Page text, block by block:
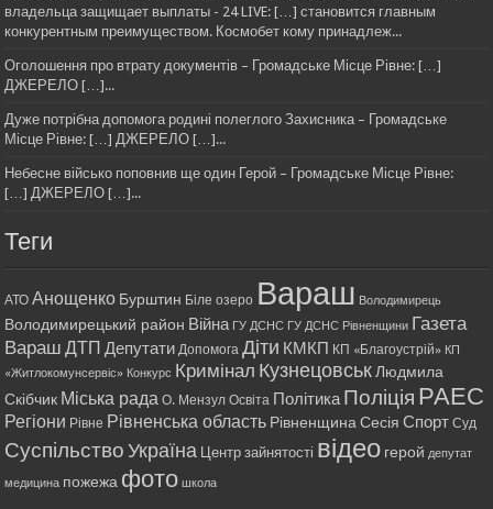
владельца защищает выплаты - 24 LIVE: […] становится главным
конкурентным преимуществом. Космобет кому принадлеж...
Оголошення про втрату документів – Громадське Місце Рівне: […]
ДЖЕРЕЛО […]...
Дуже потрібна допомога родині полеглого Захисника – Громадське
Місце Рівне: […] ДЖЕРЕЛО […]...
Небесне військо поповнив ще один Герой – Громадське Місце Рівне:
[…] ДЖЕРЕЛО […]...
Теги
АТО Анощенко Бурштин Біле озеро Вараш Володимирець
Володимирецький район Війна ГУ ДСНС ГУ ДСНС Рівненщини Газета
Вараш ДТП Депутати Допомога Діти КМКП КП «Благоустрій» КП
«Житлокомунсервіс» Конкурс Кримінал Кузнецовськ Людмила
Скібчик Міська рада О. Мензул Освіта ПолітикаПоліція РАЕС
Регіони Рівне Рівненська область Рівненщина Сесія Спорт Суд
Суспільство Україна Центр зайнятості відео герой депутат
медицина пожежа фото школа